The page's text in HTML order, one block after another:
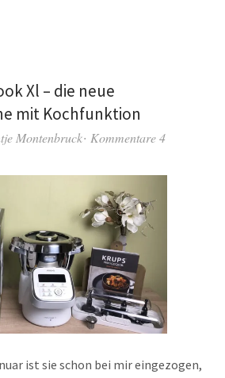
Xl – die neue
mit Kochfunktion
Montenbruck Kommentare 4
ist sie schon bei mir eingezogen,